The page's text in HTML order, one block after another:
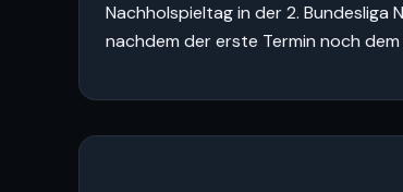
Nachholspieltag in der 2. Bundesliga
nachdem der erste Termin noch